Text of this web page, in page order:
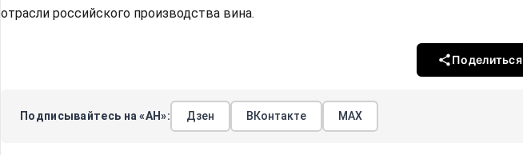
отрасли российского производства вина.
Поделиться
Подписывайтесь на «АН»: Дзен ВКонтакте МАХ